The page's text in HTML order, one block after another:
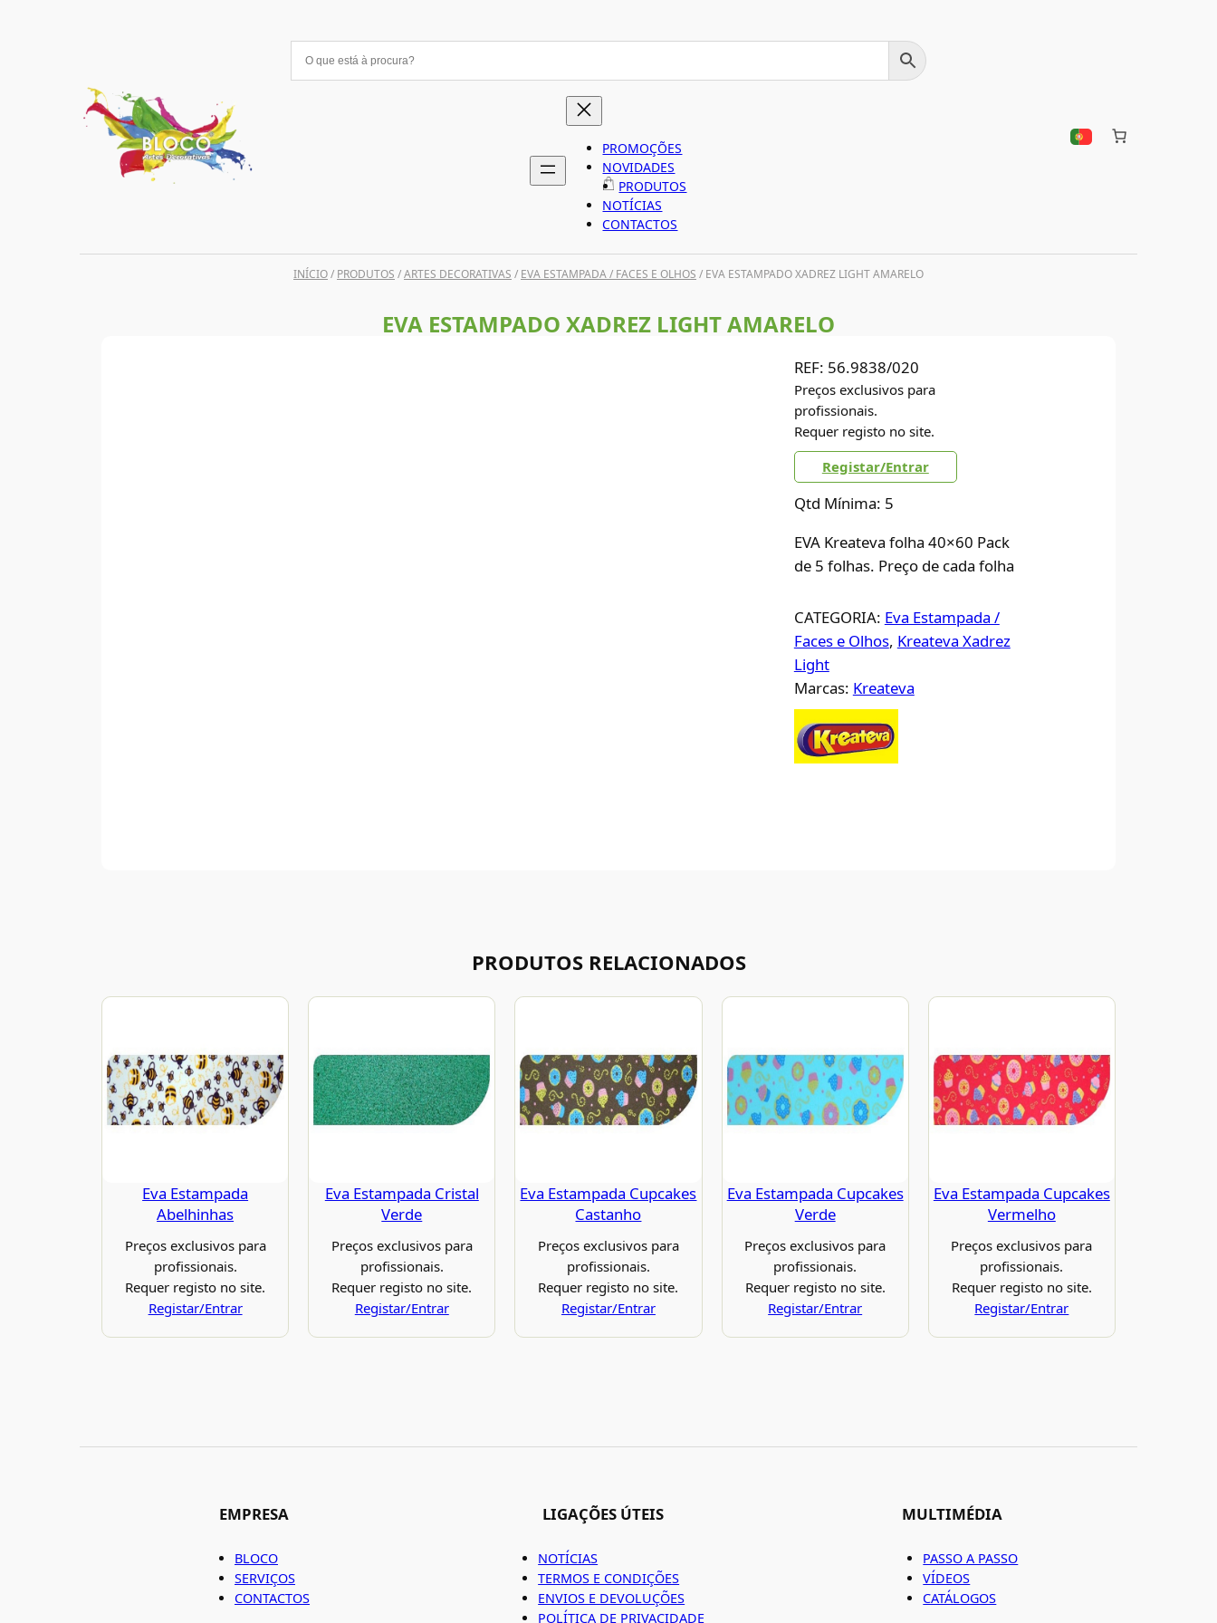
PROMOÇÕES
NOVIDADES
PRODUTOS
NOTÍCIAS
CONTACTOS
INÍCIO/ PRODUTOS /ARTES DECORATIVAS / EVA ESTAMPADA / FACES E OLHOS / EVA ESTAMPADO XADREZ LIGHT AMARELO
EVA ESTAMPADO XADREZ LIGHT AMARELO
REF: 56.9838/020
Preços exclusivos para
profissionais.
Requer registo no site.
Registar/Entrar
Qtd Mínima: 5
EVA Kreateva folha 40×60 Pack
de 5 folhas. Preço de cada folha
CATEGORIA: Eva Estampada /
Faces e Olhos, Kreateva Xadrez
Light
Marcas: Kreateva
PRODUTOS RELACIONADOS
Eva Estampada
Abelhinhas
Preços exclusivos para
profissionais.
Requer registo no site.
Registar/Entrar
Eva Estampada Cristal
Verde
Preços exclusivos para
profissionais.
Requer registo no site.
Registar/Entrar
Eva Estampada Cupcakes
Castanho
Preços exclusivos para
profissionais.
Requer registo no site.
Registar/Entrar
Eva Estampada Cupcakes
Verde
Preços exclusivos para
profissionais.
Requer registo no site.
Registar/Entrar
Eva Estampada Cupcakes
Vermelho
Preços exclusivos para
profissionais.
Requer registo no site.
Registar/Entrar
EMPRESA
BLOCO
SERVIÇOS
CONTACTOS
LIGAÇÕES ÚTEIS
NOTÍCIAS
TERMOS E CONDIÇÕES
ENVIOS E DEVOLUÇÕES
POLÍTICA DE PRIVACIDADE
MULTIMÉDIA
PASSO A PASSO
VÍDEOS
CATÁLOGOS